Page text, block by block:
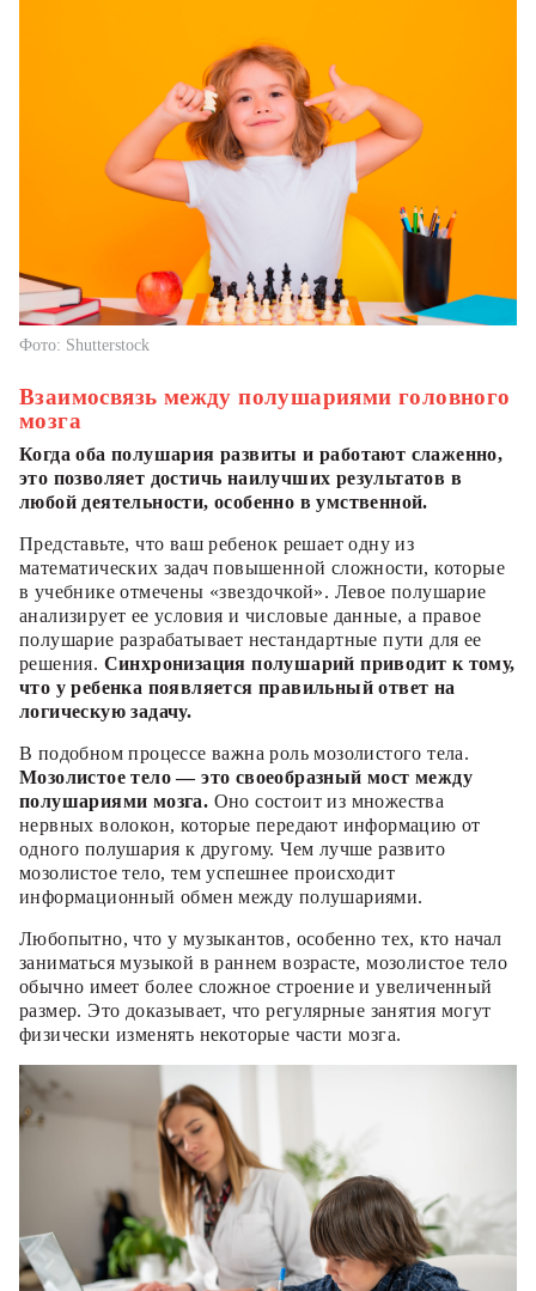
Фото: Shutterstock
Взаимосвязь между полушариями головного
мозга
Когда оба полушария развиты и работают слаженно,
это позволяет достичь наилучших результатов в
любой деятельности, особенно в умственной.
Представьте, что ваш ребенок решает одну из
математических задач повышенной сложности, которые
в учебнике отмечены «звездочкой». Левое полушарие
анализирует ее условия и числовые данные, а правое
полушарие разрабатывает нестандартные пути для ее
решения. Синхронизация полушарий приводит к тому,
что у ребенка появляется правильный ответ на
логическую задачу.
В подобном процессе важна роль мозолистого тела.
Мозолистое тело — это своеобразный мост между
полушариями мозга. Оно состоит из множества
нервных волокон, которые передают информацию от
одного полушария к другому. Чем лучше развито
мозолистое тело, тем успешнее происходит
информационный обмен между полушариями.
Любопытно, что у музыкантов, особенно тех, кто начал
заниматься музыкой в раннем возрасте, мозолистое тело
обычно имеет более сложное строение и увеличенный
размер. Это доказывает, что регулярные занятия могут
физически изменять некоторые части мозга.